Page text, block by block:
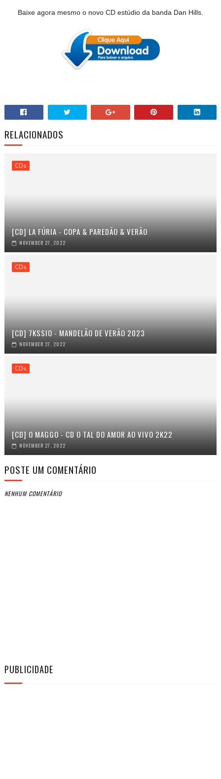
Baixe agora mesmo o novo CD estúdio da banda Dan Hills.
RELACIONADOS
CDs
[CD] LA FÚRIA - COPA & PAREDÃO & VERÃO
NOVEMBER 27, 2022
CDs
[CD] 7KSSIO - MANDELÃO DE VERÃO 2023
NOVEMBER 27, 2022
CDs
[CD] O MAGGO - CD O TAL DO AMOR AO VIVO 2K22
NOVEMBER 27, 2022
POSTE UM COMENTÁRIO
NENHUM COMENTÁRIO
PUBLICIDADE